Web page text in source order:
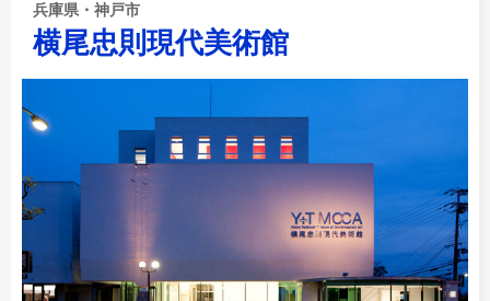
兵庫県・神戸市
横尾忠則現代美術館